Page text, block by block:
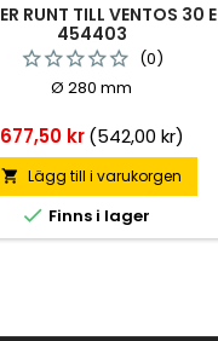
RUNT TILL VENTOS 30 E
454403
(0)
Ø 280 mm
Pris
677,50 kr(542,00 kr)
 Lägg till i varukorgen
 Finns i lager